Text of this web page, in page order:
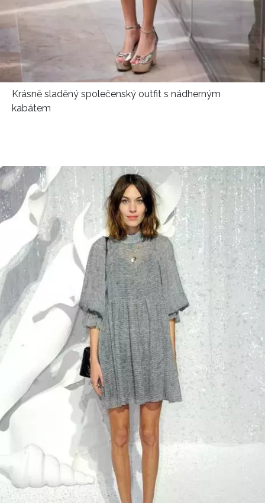
Krásně sladěný společenský outfit s nádherným
kabátem